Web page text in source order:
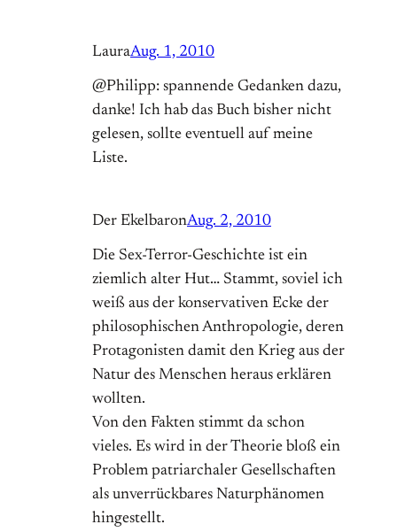
LauraAug. 1, 2010
@Philipp: spannende Gedanken dazu,
danke! Ich hab das Buch bisher nicht
gelesen, sollte eventuell auf meine
Liste.
Der EkelbaronAug. 2, 2010
Die Sex-Terror-Geschichte ist ein
ziemlich alter Hut… Stammt, soviel ich
weiß aus der konservativen Ecke der
philosophischen Anthropologie, deren
Protagonisten damit den Krieg aus der
Natur des Menschen heraus erklären
wollten.
Von den Fakten stimmt da schon
vieles. Es wird in der Theorie bloß ein
Problem patriarchaler Gesellschaften
als unverrückbares Naturphänomen
hingestellt.